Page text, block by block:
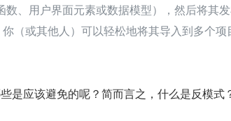
、用户界面元素或数据模型），然后将其
（或其他人）可以轻松地将其导入到多个项
是应该避免的呢？简而言之，什么是反模式